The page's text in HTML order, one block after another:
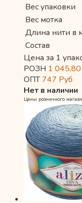
Вес упаковки
Вес мотка
Длина нити в
Состав
Цена за 1
РОЗН 1 045,80
ОПТ747 Руб
Нет в наличии
Цены розничного